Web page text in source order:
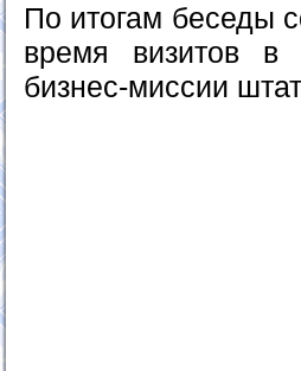
По итогам беседы
время визитов в
бизнес-миссии